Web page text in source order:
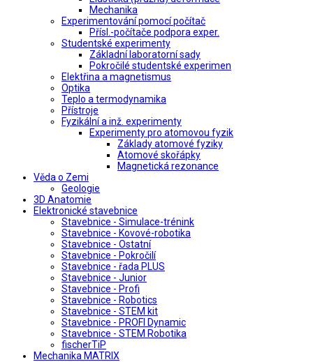
Mechanika
Experimentování pomocí počítač
Přísl.-počítače podpora exper.
Studentské experimenty
Základní laboratorní sady
Pokročilé studentské experimen
Elektřina a magnetismus
Optika
Teplo a termodynamika
Přístroje
Fyzikální a inž. experimenty
Experimenty pro atomovou fyzik
Základy atomové fyziky
Atomové skořápky
Magnetická rezonance
Věda o Zemi
Geologie
3D Anatomie
Elektronické stavebnice
Stavebnice - Simulace-trénink
Stavebnice - Kovové-robotika
Stavebnice - Ostatní
Stavebnice - Pokročilí
Stavebnice - řada PLUS
Stavebnice - Junior
Stavebnice - Profi
Stavebnice - Robotics
Stavebnice - STEM kit
Stavebnice - PROFI Dynamic
Stavebnice - STEM Robotika
fischerTiP
Mechanika MATRIX